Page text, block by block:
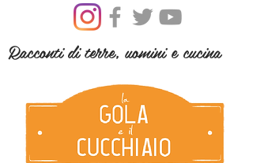
Racconti di terre, uomini e cucina